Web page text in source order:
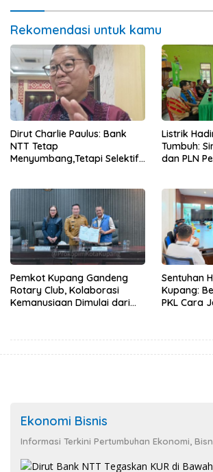
Rekomendasi untuk kamu
Dirut Charlie Paulus: Bank
NTT Tetap
Menyumbang,Tetapi Selektif
Listrik
Tumbuh:
dan PLN
Pemkot Kupang Gandeng
Rotary Club, Kolaborasi
Kemanusiaan Dimulai dari
Sentuhan
Kupang:
PKL Cara
Ekonomi Bisnis
Informasi Terkini Pertumbuhan Ekonomi,